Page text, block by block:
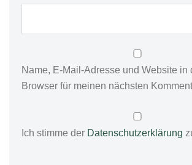
Name, E-Mail-Adresse und Website in
Browser für meinen nächsten
Ich stimme der Datenschutzerklärung